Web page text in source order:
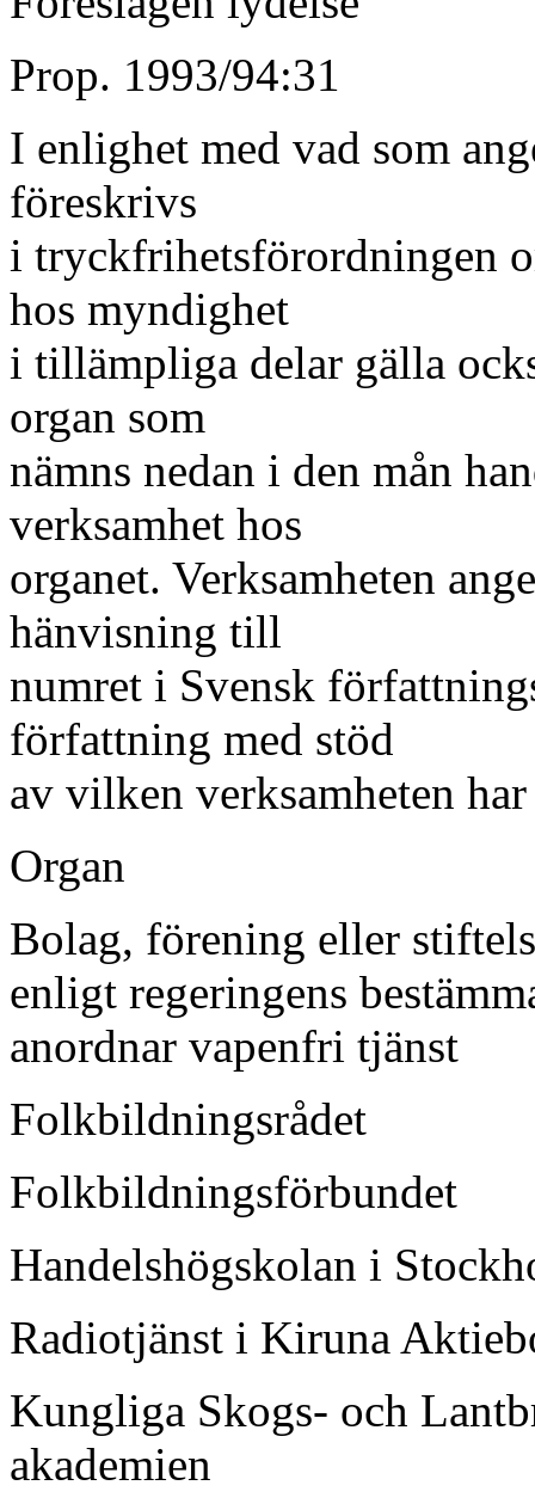
Prop. 1993/94:31
I enlighet med vad som
föreskrivs
i tryckfrihetsförordningen
hos myndighet
i tillämpliga delar gälla
organ som
nämns nedan i den mån
verksamhet hos
organet. Verksamheten
hänvisning till
numret i Svensk
författning med stöd
av vilken verksamheten
Organ
Bolag, förening eller
enligt regeringens
anordnar vapenfri tjänst
Folkbildningsrådet
Folkbildningsförbundet
Handelshögskolan i
Radiotjänst i Kiruna
Kungliga Skogs- och
akademien